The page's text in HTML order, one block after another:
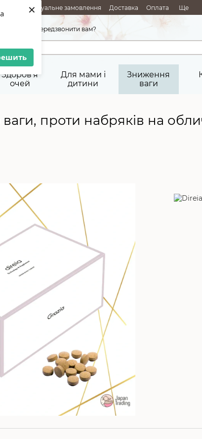
×
Індивідуальне замовлення Доставка Оплата Ще
92-29 Передзвонити вам?
Здоров'я
очей
Для мами і
дитини
Зниження
ваги
проти набряків на